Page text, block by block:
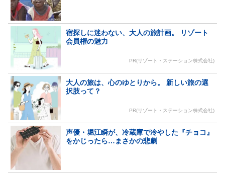
宿探しに迷わない、大人の旅計画。 リゾート
会員権の魅力
PR(リゾート・ステーション株式会社)
大人の旅は、心のゆとりから。 新しい旅の選
択肢って？
PR(リゾート・ステーション株式会社)
声優・堀江瞬が、冷蔵庫で冷やした『チョコ』
をかじったら…まさかの悲劇